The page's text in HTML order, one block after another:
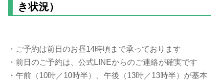
き状況）
・ご予約は前日のお昼14時頃まで承っております
・前日のご予約は、公式LINEからのご連絡が確実です
・午前（10時／10時半）、午後（13時／13時半）が基本